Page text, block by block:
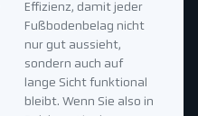
Effizienz, damit jeder
Fußbodenbelag nicht
nur gut aussieht,
sondern auch auf
lange Sicht funktional
bleibt. Wenn Sie also in